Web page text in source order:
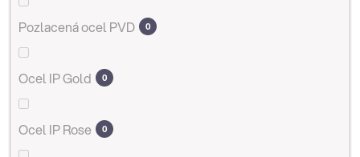
Pozlacená ocel PVD 0
Ocel IP Gold 0
Ocel IP Rose 0